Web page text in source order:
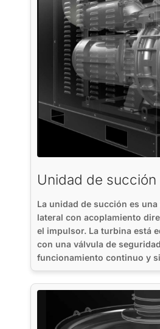
Unidad de succión
La unidad de succión es
lateral con acoplamiento
el impulsor. La turbina está
con una válvula de
funcionamiento continuo y